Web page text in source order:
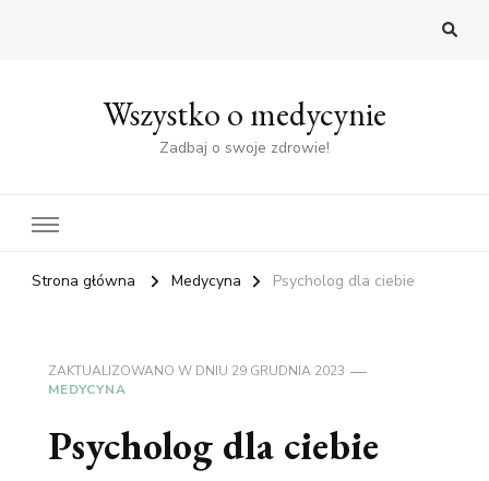
Wszystko o medycynie
Zadbaj o swoje zdrowie!
Strona główna Medycyna Psycholog dla ciebie
ZAKTUALIZOWANO W DNIU 29 GRUDNIA 2023
MEDYCYNA
Psycholog dla ciebie